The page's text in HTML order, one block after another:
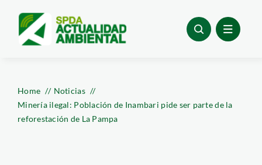
content
Home
Noticias
Minería ilegal: Población de Inambari pide ser parte de la
reforestación de La Pampa